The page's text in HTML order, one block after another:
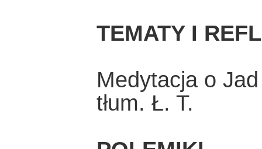
TEMATY I
Medytacja o
tłum. Ł. T.